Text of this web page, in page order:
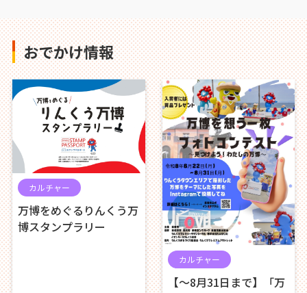
おでかけ情報
カルチャー
万博をめぐるりんくう万
博スタンプラリー
カルチャー
【～8月31日まで】「万